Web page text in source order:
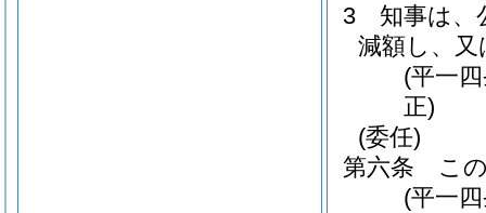
3
知事は、
減額し、
(平一
正)
(委任)
第六条
こ
(平一